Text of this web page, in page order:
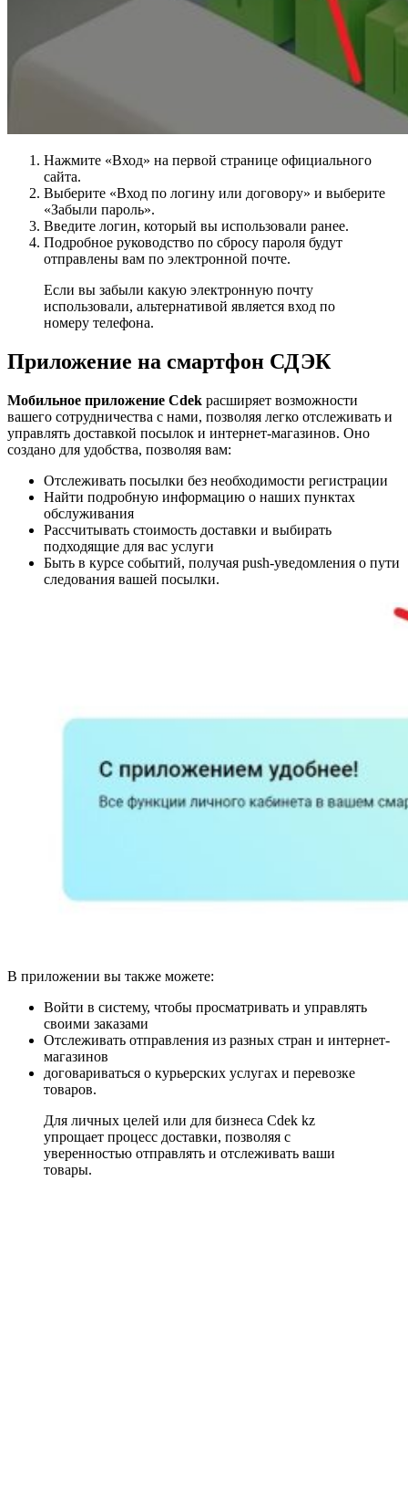
Нажмите «Вход» на первой странице официального
сайта.
Выберите «Вход по логину или договору» и выберите
«Забыли пароль».
Введите логин, который вы использовали ранее.
Подробное руководство по сбросу пароля будут
отправлены вам по электронной почте.
Если вы забыли какую электронную почту
использовали, альтернативой является вход по
номеру телефона.
Приложение на смартфон СДЭК
Мобильное приложение Cdek расширяет возможности
вашего сотрудничества с нами, позволяя легко отслеживать и
управлять доставкой посылок и интернет-магазинов. Оно
создано для удобства, позволяя вам:
Отслеживать посылки без необходимости регистрации
Найти подробную информацию о наших пунктах
обслуживания
Рассчитывать стоимость доставки и выбирать
подходящие для вас услуги
Быть в курсе событий, получая push-уведомления о пути
следования вашей посылки.
В приложении вы также можете:
Войти в систему, чтобы просматривать и управлять
своими заказами
Отслеживать отправления из разных стран и интернет-
магазинов
договариваться о курьерских услугах и перевозке
товаров.
Для личных целей или для бизнеса Cdek kz
упрощает процесс доставки, позволяя с
уверенностью отправлять и отслеживать ваши
товары.